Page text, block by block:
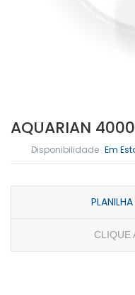
AQUARIAN
Disponibilidade Em
CLIQUE